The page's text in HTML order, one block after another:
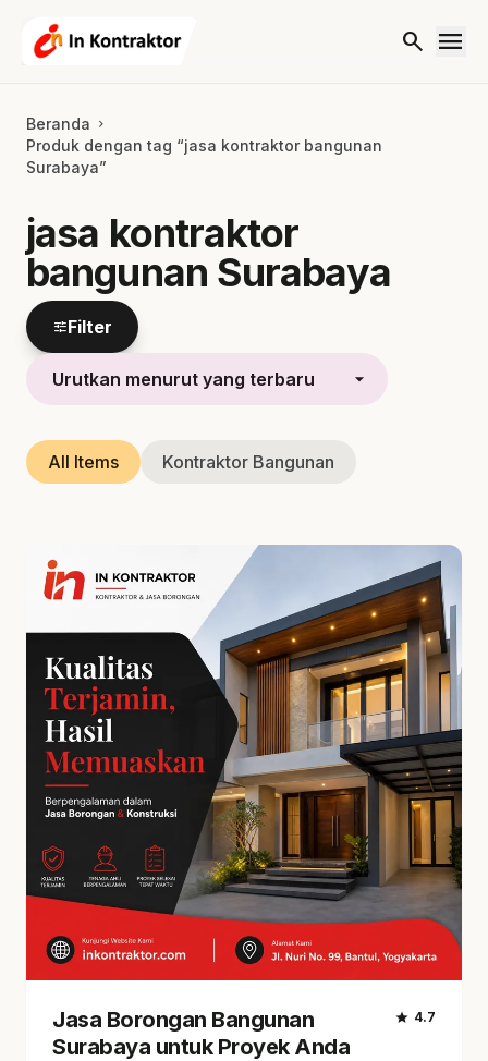
search menu
Beranda chevron_right
Produk dengan tag “jasa kontraktor bangunan
Surabaya”
jasa kontraktor
bangunan Surabaya
tuneFilter
All Items Kontraktor Bangunan
Jasa Borongan Bangunan
Surabaya untuk Proyek Anda
star 4.7